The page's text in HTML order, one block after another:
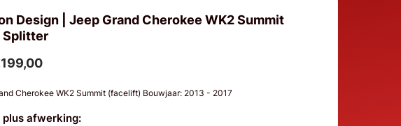
Design | Jeep Grand Cherokee WK2 Summit
Splitter
Cherokee WK2 Summit (facelift) Bouwjaar: 2013 - 2017
plus afwerking: